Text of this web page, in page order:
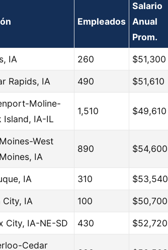
Empleados
Salario
Anual
Prom.
IA 260 $51,300
Rapids, IA 490 $51,610
Moline-
Island, IA-IL
1,510 $49,610
West
IA
890 $54,600
IA 310 $53,540
City, IA 100 $50,700
City, IA-NE-SD 430 $52,720
Cedar